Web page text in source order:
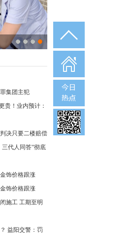
集团主犯
贵！业内预计：
决只要二楼赔偿
代人同答“彻底
饰价格跟涨
饰价格跟涨
施工 工期至明
益阳交警：罚